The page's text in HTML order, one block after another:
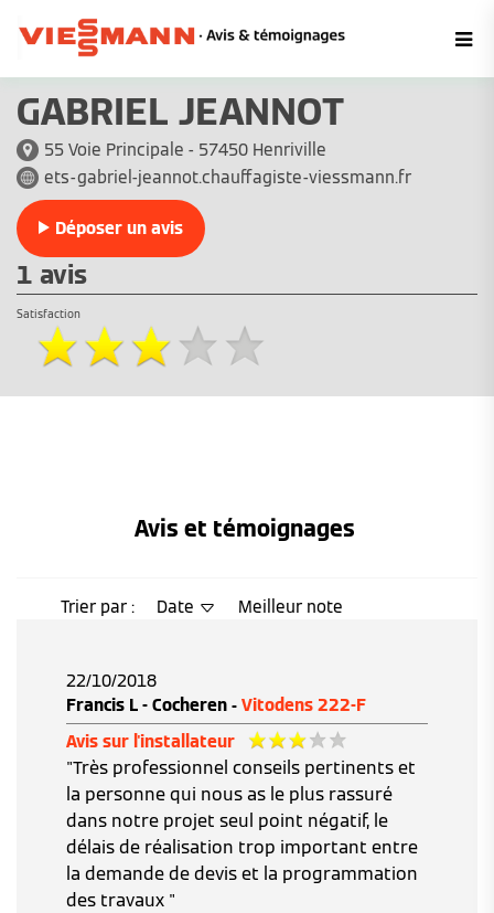
GABRIEL JEANNOT
55 Voie Principale - 57450 Henriville
ets-gabriel-jeannot.chauffagiste-viessmann.fr
Déposer un avis
1 avis
Satisfaction
Avis et témoignages
Trier par : Date Meilleur note
22/10/2018
Francis L - Cocheren - Vitodens 222-F
Avis sur l'installateur
"Très professionnel conseils pertinents et
la personne qui nous as le plus rassuré
dans notre projet seul point négatif, le
délais de réalisation trop important entre
la demande de devis et la programmation
des travaux "